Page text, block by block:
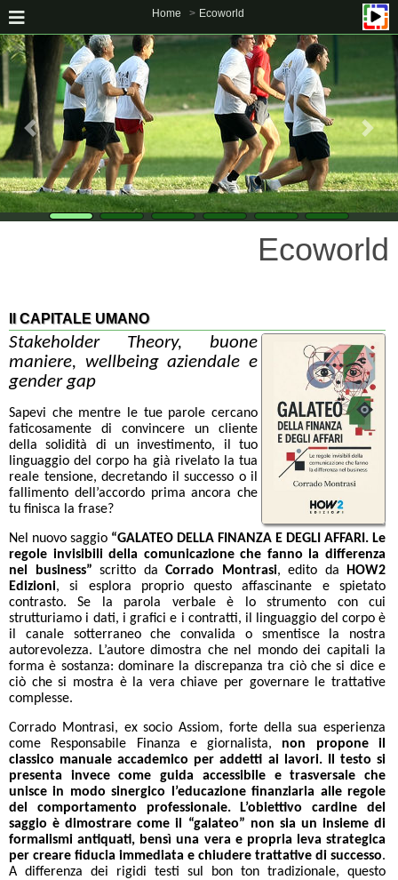
Home Ecoworld
Ecoworld
Il CAPITALE UMANO
Stakeholder Theory, buone
maniere, wellbeing aziendale e
gender gap
Sapevi che mentre le tue parole cercano
faticosamente di convincere un cliente
della solidità di un investimento, il tuo
linguaggio del corpo ha già rivelato la tua
reale tensione, decretando il successo o il
fallimento dell’accordo prima ancora che
tu finisca la frase?
Nel nuovo saggio “GALATEO DELLA FINANZA E DEGLI AFFARI. Le
regole invisibili della comunicazione che fanno la differenza
nel business” scritto da Corrado Montrasi, edito da
HOW2
Edizioni, si esplora proprio questo affascinante e spietato
contrasto. Se la parola verbale è lo strumento con cui
strutturiamo i dati, i grafici e i contratti, il linguaggio del corpo è
il canale sotterraneo che convalida o smentisce la nostra
autorevolezza. L’autore dimostra che nel mondo dei capitali la
forma è sostanza: dominare la discrepanza tra ciò che si dice e
ciò che si mostra è la vera chiave per governare le trattative
complesse.
Corrado Montrasi, ex socio Assiom, forte della sua esperienza
come Responsabile Finanza e giornalista, non propone il
classico manuale accademico per addetti ai lavori. Il testo si
presenta invece come guida accessibile e trasversale che
unisce in modo sinergico l’educazione finanziaria alle regole
del comportamento professionale. L’obiettivo cardine del
saggio è dimostrare come il “galateo” non sia un insieme di
formalismi antiquati, bensì una vera e propria leva strategica
per creare fiducia immediata e chiudere trattative di successo.
A differenza dei rigidi testi sul bon ton tradizionale, questo